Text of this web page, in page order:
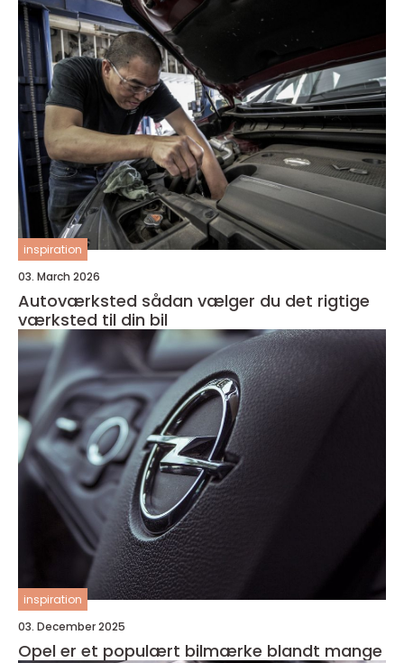
inspiration
03. March 2026
Autoværksted sådan vælger du det rigtige
værksted til din bil
inspiration
03. December 2025
Opel er et populært bilmærke blandt mange